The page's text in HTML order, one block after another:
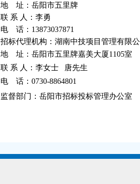
地
址：岳阳市五里牌
联 系 人：李勇
电
话： 13873037871
招标代理机构：湖南中技项目管理有限
地
址：岳阳市五里牌嘉美大厦1105室
联 系 人：李女士
唐先生
电
话： 0730-8864801
监督部门：岳阳市招标投标管理办公室